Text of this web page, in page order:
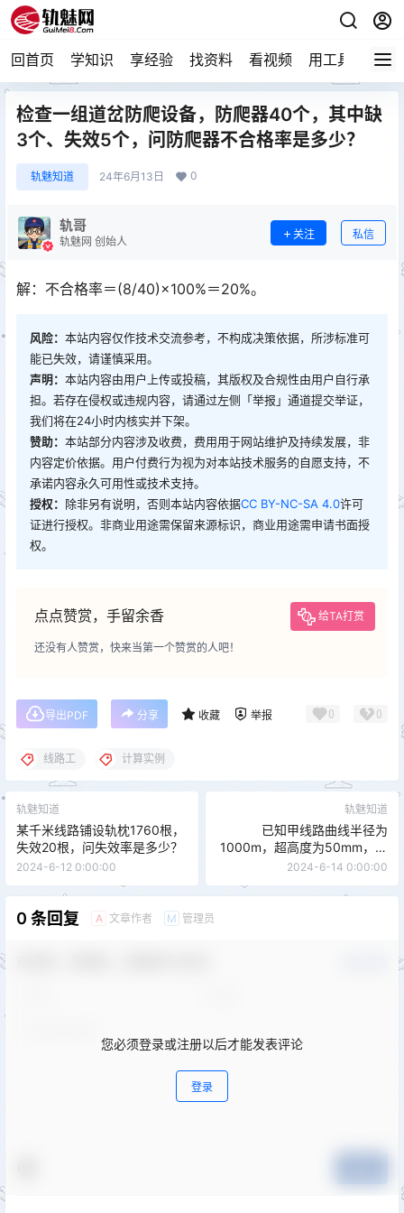
回首页 学知识 享经验 找资料 看视频 用工具 论技
检查一组道岔防爬设备，防爬器40个，其中缺
3个、失效5个，问防爬器不合格率是多少？
轨魅知道 24年6月13日 0
轨哥
轨魅网 创始人
关注 私信
解：不合格率＝(8/40)×100%＝20%。
风险： 本站内容仅作技术交流参考，不构成决策依据，所涉标准可
能已失效，请谨慎采用。
声明： 本站内容由用户上传或投稿，其版权及合规性由用户自行承
担。若存在侵权或违规内容，请通过左侧「举报」通道提交举证，
我们将在24小时内核实并下架。
赞助： 本站部分内容涉及收费，费用用于网站维护及持续发展，非
内容定价依据。用户付费行为视为对本站技术服务的自愿支持，不
承诺内容永久可用性或技术支持。
授权： 除非另有说明，否则本站内容依据CC BY-NC-SA 4.0许可
证进行授权。非商业用途需保留来源标识，商业用途需申请书面授
权。
点点赞赏，手留余香 给TA打赏
还没有人赞赏，快来当第一个赞赏的人吧！
导出PDF 分享 收藏 举报 0 0
线路工 计算实例
轨魅知道
某千米线路铺设轨枕1760根，
失效20根，问失效率是多少？
2024-6-12 0:00:00
轨魅知道
已知甲线路曲线半径为
1000m，超高度为50mm，乙
线曲线半径为1000m，超高度
4000mm，求在曲线地段甲、
2024-6-14 0:00:00
0 条回复 A 文章作者 M 管理员
您必须登录或注册以后才能发表评论
登录